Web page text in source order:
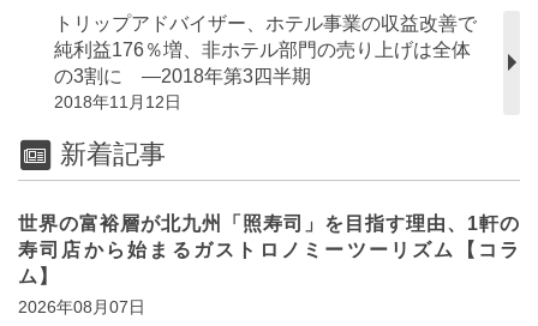
トリップアドバイザー、ホテル事業の収益改善で
純利益176％増、非ホテル部門の売り上げは全体
の3割に ―2018年第3四半期
2018年11月12日
新着記事
世界の富裕層が北九州「照寿司」を目指す理由、1軒の
寿司店から始まるガストロノミーツーリズム【コラ
ム】
2026年08月07日